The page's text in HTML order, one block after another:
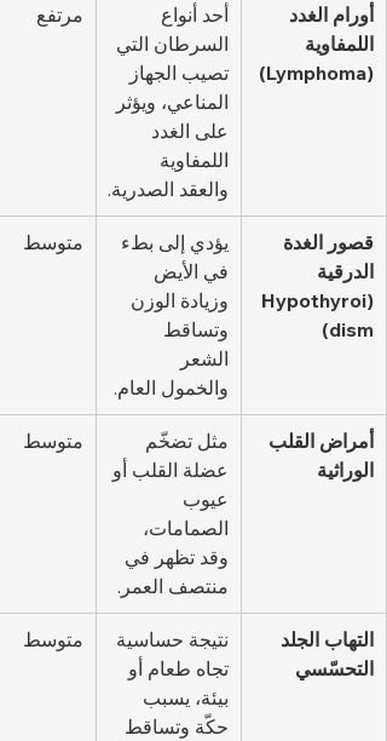
أورام الغدد
اللمفاوية
(Lymphoma)
أحد أنواع
السرطان التي
تصيب الجهاز
المناعي، ويؤثر
على الغدد
اللمفاوية
والعقد الصدرية.
مرتفع
قصور الغدة
الدرقية
(Hypothyroi
dism)
يؤدي إلى بطء
في الأيض
وزيادة الوزن
وتساقط
الشعر
والخمول العام.
متوسط
أمراض القلب
الوراثية
مثل تضخّم
عضلة القلب أو
عيوب
الصمامات،
وقد تظهر في
منتصف العمر.
متوسط
التهاب الجلد
التحسّسي
نتيجة حساسية
تجاه طعام أو
بيئة، يسبب
حكّة وتساقط
متوسط